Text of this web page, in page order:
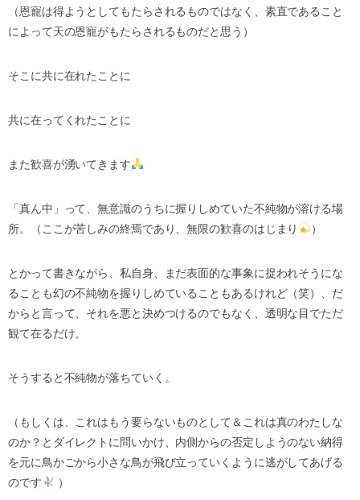
（恩寵は得ようとしてもたらされるものではなく、素直であること
によって天の恩寵がもたらされるものだと思う）
そこに共に在れたことに
共に在ってくれたことに
また歓喜が湧いてきます
「真ん中」って、無意識のうちに握りしめていた不純物が溶ける場
所。（ここが苦しみの終焉であり、無限の歓喜のはじまり
）
とかって書きながら、私自身、まだ表面的な事象に捉われそうにな
ることも幻の不純物を握りしめていることもあるけれど（笑）、だ
からと言って、それを悪と決めつけるのでもなく、透明な目でただ
観て在るだけ。
そうすると不純物が落ちていく。
（もしくは、これはもう要らないものとして＆これは真のわたしな
のか？とダイレクトに問いかけ、内側からの否定しようのない納得
を元に鳥かごから小さな鳥が飛び立っていくように逃がしてあげる
のです
）